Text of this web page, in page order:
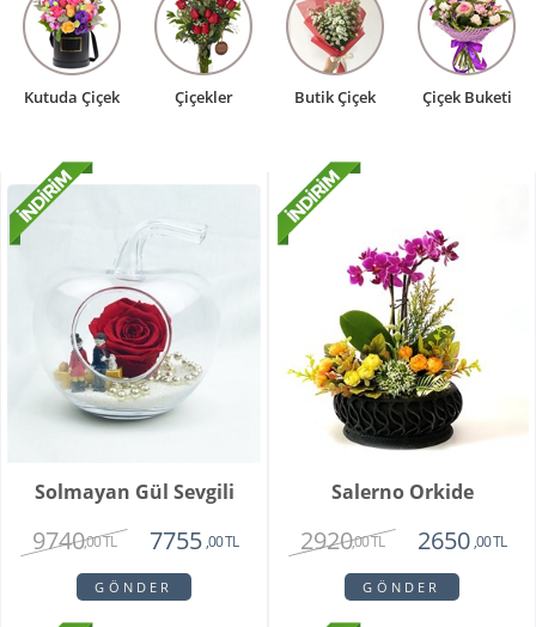
Kutuda Çiçek Çiçekler Butik Çiçek Çiçek Buketi
Solmayan Gül Sevgili
9740,00 TL 7755 ,00 TL
GÖNDER
Salerno Orkide
2920,00 TL 2650 ,00 TL
GÖNDER